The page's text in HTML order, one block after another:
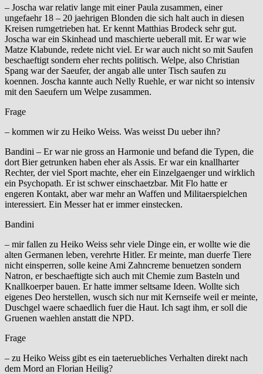
– Joscha war relativ lange mit einer Paula zusammen, einer
ungefaehr 18 – 20 jaehrigen Blonden die sich halt auch in diesen
Kreisen rumgetrieben hat. Er kennt Matthias Brodeck sehr gut.
Joscha war ein Skinhead und maschierte ueberall mit. Er war wie
Matze Klabunde, redete nicht viel. Er war auch nicht so mit Saufen
beschaeftigt sondern eher rechts politisch. Welpe, also Christian
Spang war der Saeufer, der angab alle unter Tisch saufen zu
koennen. Joscha kannte auch Nelly Ruehle, er war nicht so intensiv
mit den Saeufern um Welpe zusammen.
Frage
– kommen wir zu Heiko Weiss. Was weisst Du ueber ihn?
Bandini – Er war nie gross an Harmonie und befand die Typen, die
dort Bier getrunken haben eher als Assis. Er war ein knallharter
Rechter, der viel Sport machte, eher ein Einzelgaenger und wirklich
ein Psychopath. Er ist schwer einschaetzbar. Mit Flo hatte er
engeren Kontakt, aber war mehr an Waffen und Militaerspielchen
interessiert. Ein Messer hat er immer einstecken.
Bandini
– mir fallen zu Heiko Weiss sehr viele Dinge ein, er wollte wie die
alten Germanen leben, verehrte Hitler. Er meinte, man duerfe Tiere
nicht einsperren, solle keine Ami Zahncreme benuetzen sondern
Natron, er beschaeftigte sich auch mit Chemie zum Basteln und
Knallkoerper bauen. Er hatte immer seltsame Ideen. Wollte sich
eigenes Deo herstellen, wusch sich nur mit Kernseife weil er meinte,
Duschgel waere schaedlich fuer die Haut. Ich sagt ihm, er soll die
Gruenen waehlen anstatt die NPD.
Frage
– zu Heiko Weiss gibt es ein taeteruebliches Verhalten direkt nach
dem Mord an Florian Heilig?